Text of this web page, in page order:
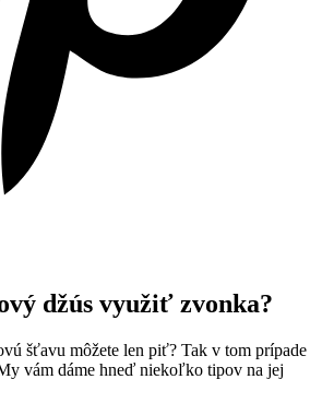
džús využiť zvonka?
šťavu môžete len piť? Tak v tom prípade
vám dáme hneď niekoľko tipov na jej